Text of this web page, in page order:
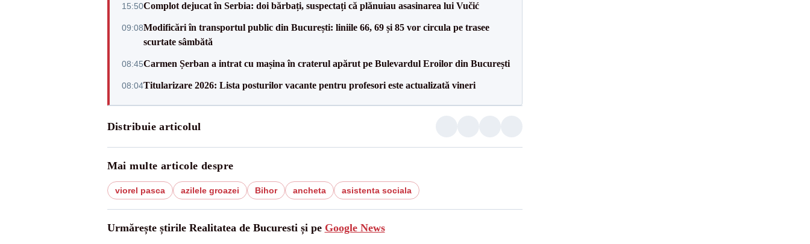
15:50Complot dejucat în Serbia: doi bărbați, suspectați că plănuiau asasinarea lui Vučić
09:08Modificări în transportul public din București: liniile 66, 69 și 85 vor circula pe trasee
scurtate sâmbătă
08:45Carmen Șerban a intrat cu mașina în craterul apărut pe Bulevardul Eroilor din București
08:04Titularizare 2026: Lista posturilor vacante pentru profesori este actualizată vineri
Distribuie articolul
Mai multe articole despre
viorel pasca azilele groazei Bihor ancheta asistenta sociala
Urmărește știrile Realitatea de Bucuresti și pe Google News